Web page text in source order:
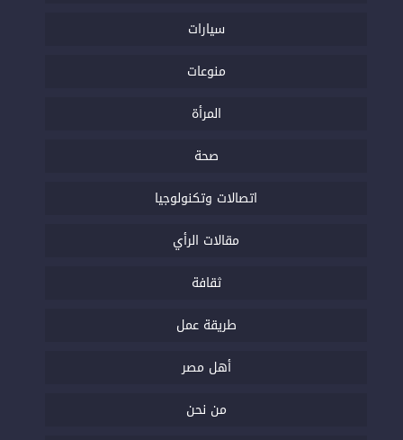
سيارات
منوعات
المرأة
صحة
اتصالات وتكنولوجيا
مقالات الرأي
ثقافة
طريقة عمل
أهل مصر
من نحن